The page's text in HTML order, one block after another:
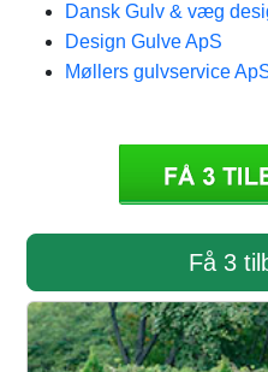
Dansk Gulv & væg
Design Gulve ApS
Møllers gulvservice
Få 3